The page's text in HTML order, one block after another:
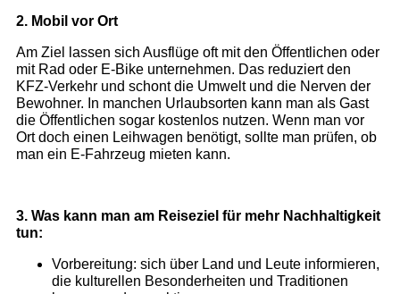
Jobs
Handel
Presse
Kontakt
NEWS & TIPPS
Anleitung zur Nutzung von GPS-Daten
2. Mobil vor Ort
Am Ziel lassen sich Ausflüge oft mit den Öffentlichen oder
mit Rad oder E-Bike unternehmen. Das reduziert den
KFZ-Verkehr und schont die Umwelt und die Nerven der
Bewohner. In manchen Urlaubsorten kann man als Gast
die Öffentlichen sogar kostenlos nutzen. Wenn man vor
Ort doch einen Leihwagen benötigt, sollte man prüfen, ob
man ein E-Fahrzeug mieten kann.
3. Was kann man am Reiseziel für mehr Nachhaltigkeit
tun:
Vorbereitung: sich über Land und Leute informieren,
die kulturellen Besonderheiten und Traditionen